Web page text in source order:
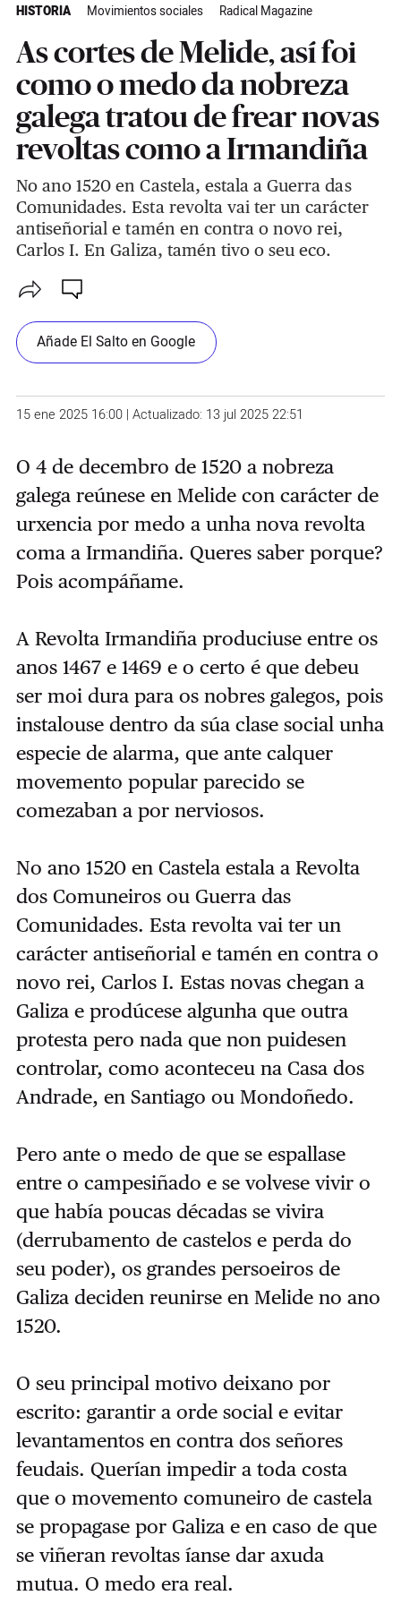
HISTORIA Movimientos sociales Radical Magazine
As cortes de Melide, así foi
como o medo da nobreza
galega tratou de frear novas
revoltas como a Irmandiña
No ano 1520 en Castela, estala a Guerra das
Comunidades. Esta revolta vai ter un carácter
antiseñorial e tamén en contra o novo rei,
Carlos I. En Galiza, tamén tivo o seu eco.
Añade El Salto en Google
15 ene 2025 16:00 | Actualizado: 13 jul 2025 22:51
O 4 de decembro de 1520 a nobreza
galega reúnese en Melide con carácter de
urxencia por medo a unha nova revolta
coma a Irmandiña. Queres saber porque?
Pois acompáñame.
A Revolta Irmandiña produciuse entre os
anos 1467 e 1469 e o certo é que debeu
ser moi dura para os nobres galegos, pois
instalouse dentro da súa clase social unha
especie de alarma, que ante calquer
movemento popular parecido se
comezaban a por nerviosos.
No ano 1520 en Castela estala a Revolta
dos Comuneiros ou Guerra das
Comunidades. Esta revolta vai ter un
carácter antiseñorial e tamén en contra o
novo rei, Carlos I. Estas novas chegan a
Galiza e prodúcese algunha que outra
protesta pero nada que non puidesen
controlar, como aconteceu na Casa dos
Andrade, en Santiago ou Mondoñedo.
Pero ante o medo de que se espallase
entre o campesiñado e se volvese vivir o
que había poucas décadas se vivira
(derrubamento de castelos e perda do
seu poder), os grandes persoeiros de
Galiza deciden reunirse en Melide no ano
1520.
O seu principal motivo deixano por
escrito: garantir a orde social e evitar
levantamentos en contra dos señores
feudais. Querían impedir a toda costa
que o movemento comuneiro de castela
se propagase por Galiza e en caso de que
se viñeran revoltas íanse dar axuda
mutua. O medo era real.